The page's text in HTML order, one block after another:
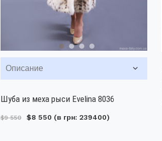
Описание
Шуба из меха рыси Evelina 8036
$9 550 $8 550 (в грн: 239400)